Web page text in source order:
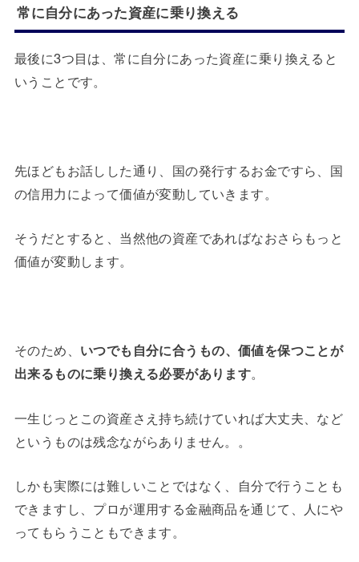
常に自分にあった資産に乗り換える
最後に3つ目は、常に自分にあった資産に乗り換えると
いうことです。
先ほどもお話しした通り、国の発行するお金ですら、国
の信用力によって価値が変動していきます。
そうだとすると、当然他の資産であればなおさらもっと
価値が変動します。
そのため、 いつでも自分に合うもの、価値を保つことが
出来るものに乗り換える必要があります。
一生じっとこの資産さえ持ち続けていれば大丈夫、など
というものは残念ながらありません。。
しかも実際には難しいことではなく、自分で行うことも
できますし、プロが運用する金融商品を通じて、人にや
ってもらうこともできます。